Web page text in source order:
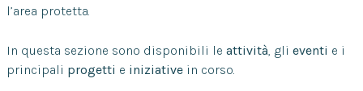
l’area protetta.
In questa sezione sono disponibili le attività, gli eventi e i
principali progetti e iniziativein corso.